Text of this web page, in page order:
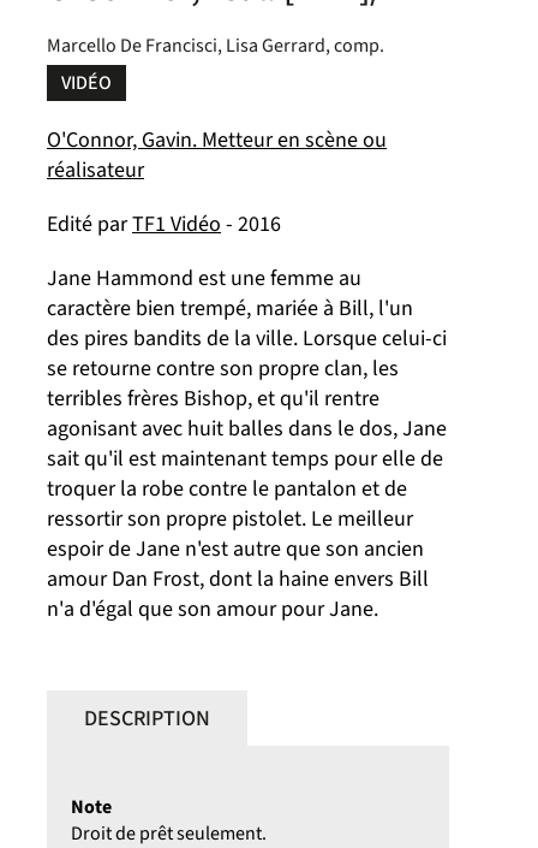
Marcello De Francisci, Lisa Gerrard, comp.
VIDÉO
O'Connor, Gavin. Metteur en scène ou
réalisateur
Edité parTF1 Vidéo- 2016
Jane Hammond est une femme au
caractère bien trempé, mariée à Bill, l'un
des pires bandits de la ville. Lorsque celui-ci
se retourne contre son propre clan, les
terribles frères Bishop, et qu'il rentre
agonisant avec huit balles dans le dos, Jane
sait qu'il est maintenant temps pour elle de
troquer la robe contre le pantalon et de
ressortir son propre pistolet. Le meilleur
espoir de Jane n'est autre que son ancien
amour Dan Frost, dont la haine envers Bill
n'a d'égal que son amour pour Jane.
DESCRIPTION
Note
Droit de prêt seulement.